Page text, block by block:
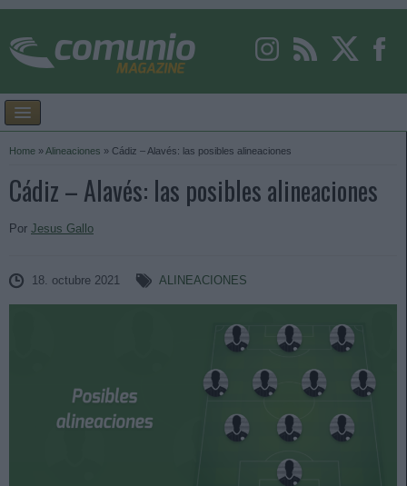
Home »Alineaciones » Cádiz – Alavés: las posibles alineaciones
Cádiz – Alavés: las posibles alineaciones
Por Jesus Gallo
18. octubre 2021 ALINEACIONES